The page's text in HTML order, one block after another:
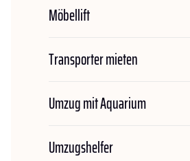
Möbellift
Transporter mieten
Umzug mit Aquarium
Umzugshelfer